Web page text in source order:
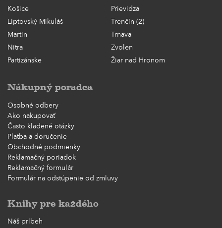
Košice
Prievidza
Liptovský Mikuláš
Trenčín (2)
Martin
Trnava
Nitra
Zvolen
Partizánske
Žiar nad Hronom
Nákupný poradca
Osobné odbery
Ako nakupovať
Často kladené otázky
Platba a doručenie
Obchodné podmienky
Reklamačný poriadok
Reklamačný formulár
Formulár na odstúpenie od zmluvy
Knihy pre každého
Náš príbeh